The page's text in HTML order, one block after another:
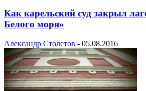
Как карельский суд закрыл
Белого моря»
Александр Столетов - 05.08.2016